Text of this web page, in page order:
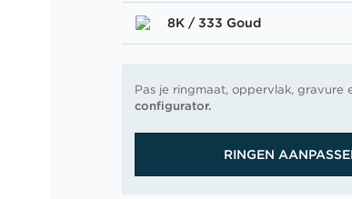
8K / 333 Goud
Pas je ringmaat, oppervlak,
configurator.
RINGEN